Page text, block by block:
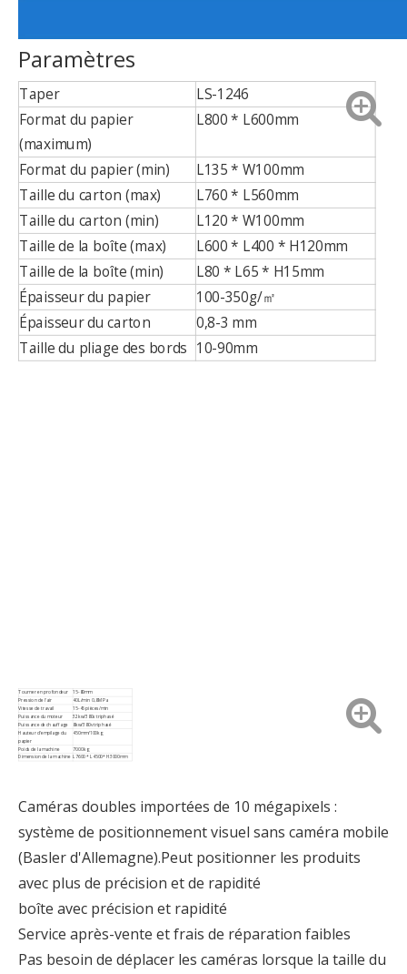
Paramètres
Taper
LS-1246
Format du papier
(maximum)
L800 * L600mm
Format du papier (min)
L135 * W100mm
Taille du carton (max)
L760 * L560mm
Taille du carton (min)
L120 * W100mm
Taille de la boîte (max)
L600 * L400 * H120mm
Taille de la boîte (min)
L80 * L65 * H15mm
Épaisseur du papier
100-350g/㎡
Épaisseur du carton 0,8-3 mm
Taille du pliage des bords 10-90mm
Tourner en profondeur
15-80mm
Pression de l'air
40L/min 0,8MPa
Vitesse de travail
15-45 pièces/min
Puissance du moteur
32kw/380v triphasé
Puissance de chauffage
8kw/380v triphasé
Hauteur d'empilage du
papier
450mm/100kg
Poids de la machine
7000 kg
Dimension de la machine L7600 * L4500* H3000mm
Caméras doubles importées de 10 mégapixels :
système de positionnement visuel sans caméra mobile
(Basler d'Allemagne).Peut positionner les produits
avec plus de précision et de rapidité
boîte avec précision et rapidité
Service après-vente et frais de réparation faibles
Pas besoin de déplacer les caméras lorsque la taille du